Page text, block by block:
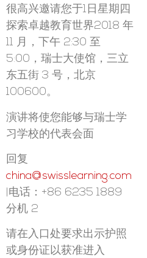
很高兴邀请您于1日星期四
探索卓越教育世界2018 年
11 月，下午 2:30 至
5:00，瑞士大使馆，三立
东五街 3 号，北京
100600。
演讲将使您能够与瑞士学
习学校的代表会面
回复
china@swisslearning.com
|电话：+86 6235 1889
分机 2
请在入口处要求出示护照
或身份证以获准进入